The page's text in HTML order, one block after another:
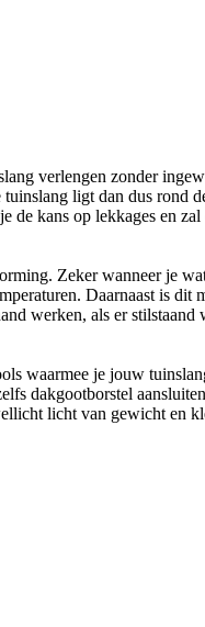
verlengen zonder
ligt dan dus
kans op lekkages en
Zeker wanneer je
Daarnaast is
werken, als er stilstaand
waarmee je jouw
dakgootborstel
licht van gewicht en